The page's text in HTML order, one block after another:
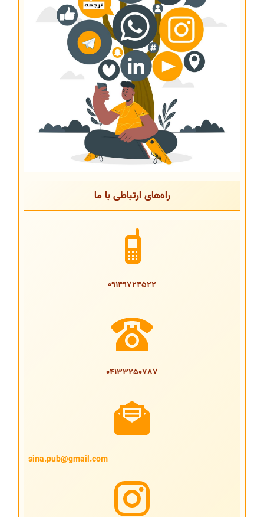
راه‌های ارتباطی با ما
09149724522
04133250787
sina.pub@gmail.com